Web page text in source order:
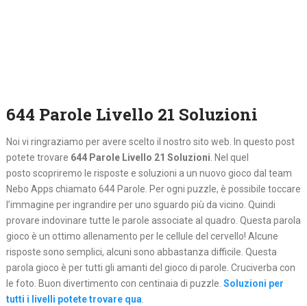
644 Parole Livello 21 Soluzioni
Noi vi ringraziamo per avere scelto il nostro sito web. In questo post
potete trovare 644 Parole Livello 21 Soluzioni. Nel quel
posto scopriremo le risposte e soluzioni a un nuovo gioco dal team
Nebo Apps chiamato 644 Parole. Per ogni puzzle, è possibile toccare
l’immagine per ingrandire per uno sguardo più da vicino. Quindi
provare indovinare tutte le parole associate al quadro. Questa parola
gioco è un ottimo allenamento per le cellule del cervello! Alcune
risposte sono semplici, alcuni sono abbastanza difficile. Questa
parola gioco è per tutti gli amanti del gioco di parole. Cruciverba con
le foto. Buon divertimento con centinaia di puzzle. Soluzioni per
tutti i livelli potete trovare qua.